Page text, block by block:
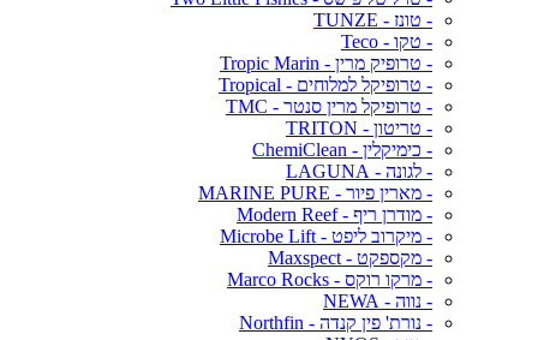
- טונז - TUNZE
- טקו - Teco
- טרופיק מרין - Tropic Marin
- טרופיקל למלוחים - Tropical
- טרופיקל מרין סנטר - TMC
- טריטון - TRITON
- כימיקלין - ChemiClean
- לגונה - LAGUNA
- מארין פיור - MARINE PURE
- מודרן ריף - Modern Reef
- מיקרוב ליפט - Microbe Lift
- מקספקט - Maxspect
- מרקו רוקס - Marco Rocks
- נווה - NEWA
- נורת' פין קנדה - Northfin